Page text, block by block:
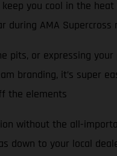
you cool in the heat
during AMA Supercross
pits, or expressing
branding, it’s super
the elements
without the all-
down to your local